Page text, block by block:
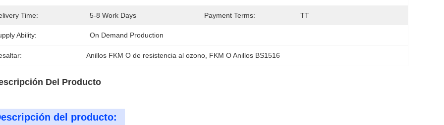
Time: 5-8 Work Days Payment Terms: TT
Ability: On Demand Production
Anillos FKM O de resistencia al ozono FKM O Anillos BS1516
Del Producto
del producto: